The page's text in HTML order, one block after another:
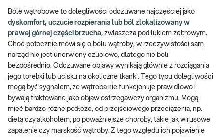
Bóle wątrobowe to dolegliwości odczuwane najczęściej jako
dyskomfort, uczucie rozpierania lub ból zlokalizowany w
prawej górnej części brzucha, zwłaszcza pod łukiem żebrowym.
Choć potocznie mówi się o bólu wątroby, w rzeczywistości sam
narząd nie jest unerwiony czuciowo, dlatego nie boli
bezpośrednio. Odczuwane objawy wynikają głównie z rozciągania
jego torebki lub ucisku na okoliczne tkanki. Tego typu dolegliwości
mogą być sygnałem, że wątroba nie funkcjonuje prawidłowo i
bywają traktowane jako objaw ostrzegawczy organizmu. Mogą
mieć bardzo różne podłoże, od przejściowego przeciążenia, np.
dietą czy alkoholem, po poważniejsze choroby, takie jak wirusowe
zapalenie czy marskość wątroby. Z tego względu ich pojawienie